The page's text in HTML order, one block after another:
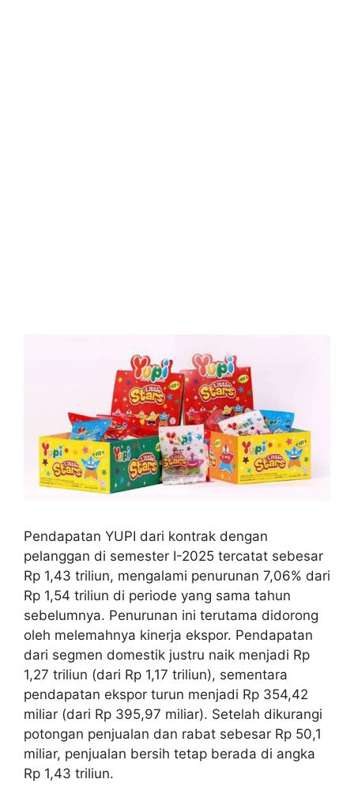
Pendapatan YUPI dari kontrak dengan
pelanggan di semester I-2025 tercatat sebesar
Rp 1,43 triliun, mengalami penurunan 7,06% dari
Rp 1,54 triliun di periode yang sama tahun
sebelumnya. Penurunan ini terutama didorong
oleh melemahnya kinerja ekspor. Pendapatan
dari segmen domestik justru naik menjadi Rp
1,27 triliun (dari Rp 1,17 triliun), sementara
pendapatan ekspor turun menjadi Rp 354,42
miliar (dari Rp 395,97 miliar). Setelah dikurangi
potongan penjualan dan rabat sebesar Rp 50,1
miliar, penjualan bersih tetap berada di angka
Rp 1,43 triliun.